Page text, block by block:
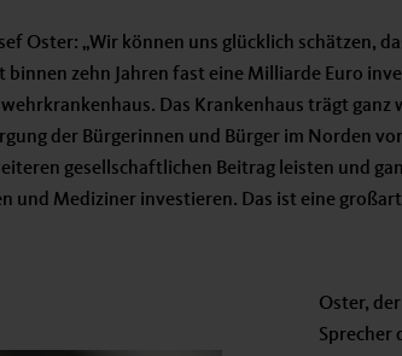
Oster: „Wir können uns glücklich schätzen,
binnen zehn Jahren fast eine Milliarde Euro
Das Krankenhaus trägt ganz
der Bürgerinnen und Bürger im Norden
gesellschaftlichen Beitrag leisten und
und Mediziner investieren. Das ist eine
Oster,
Sprecher